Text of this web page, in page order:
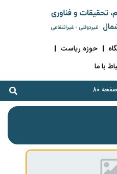
حوزه ریاست
با ما
صفحه 80